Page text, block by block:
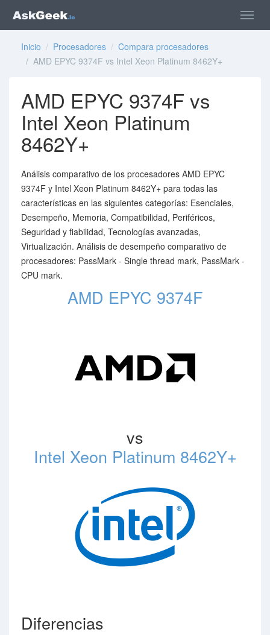
Inicio / Procesadores / Compara procesadores
/ AMD EPYC 9374F vs Intel Xeon Platinum 8462Y+
AMD EPYC 9374F vs
Intel Xeon Platinum
8462Y+
Análisis comparativo de los procesadores AMD EPYC
9374F y Intel Xeon Platinum 8462Y+ para todas las
características en las siguientes categorías: Esenciales,
Desempeño, Memoria, Compatibilidad, Periféricos,
Seguridad y fiabilidad, Tecnologías avanzadas,
Virtualización. Análisis de desempeño comparativo de
procesadores: PassMark - Single thread mark, PassMark -
CPU mark.
AMD EPYC 9374F
vs
Intel Xeon Platinum 8462Y+
Diferencias